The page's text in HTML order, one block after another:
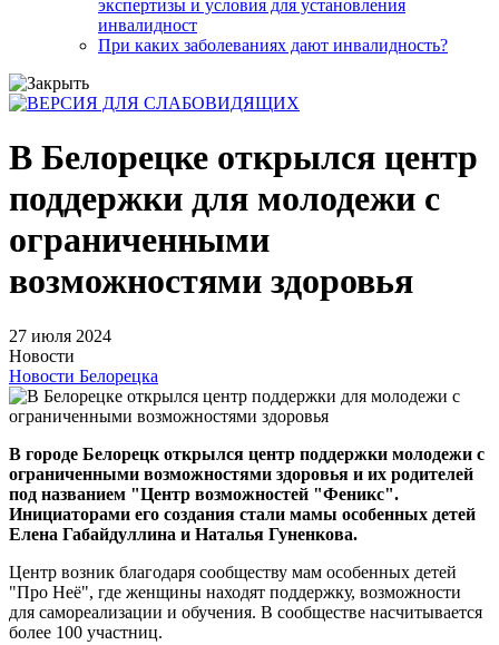
экспертизы и условия для установления
инвалидност
При каких заболеваниях дают инвалидность?
В Белорецке открылся центр
поддержки для молодежи с
ограниченными
возможностями здоровья
27 июля 2024
Новости
Новости Белорецка
В городе Белорецк открылся центр поддержки молодежи с
ограниченными возможностями здоровья и их родителей
под названием "Центр возможностей "Феникс".
Инициаторами его создания стали мамы особенных детей
Елена Габайдуллина и Наталья Гуненкова.
Центр возник благодаря сообществу мам особенных детей
"Про Неё", где женщины находят поддержку, возможности
для самореализации и обучения. В сообществе насчитывается
более 100 участниц.